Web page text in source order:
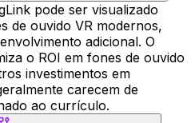
pode ser visualizado
de ouvido VR modernos,
adicional. O
o ROI em fones de ouvido
investimentos em
carecem de
ao currículo.